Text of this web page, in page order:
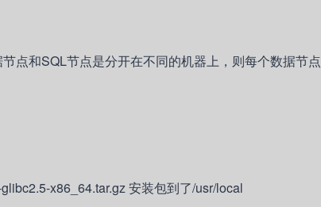
点和SQL节点是分开在不同的机器上，则每个数据节点
x86_64.tar.gz 安装包到了/usr/local